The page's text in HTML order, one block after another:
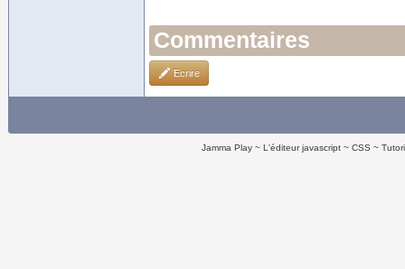
Commentaires
Ecrire
Jamma Play L'éditeur javascript CSS